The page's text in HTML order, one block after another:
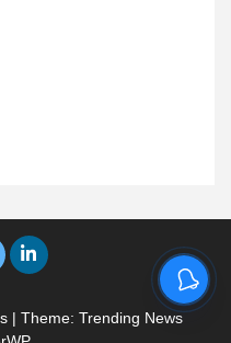
| Theme: Trending News